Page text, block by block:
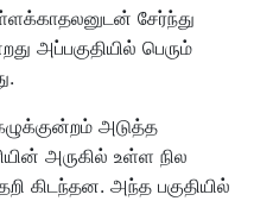
சேர்ந்து
பெரும்
அடுத்த
அருகில் உள்ள நில
கிடந்தன. அந்த பகுதியில்